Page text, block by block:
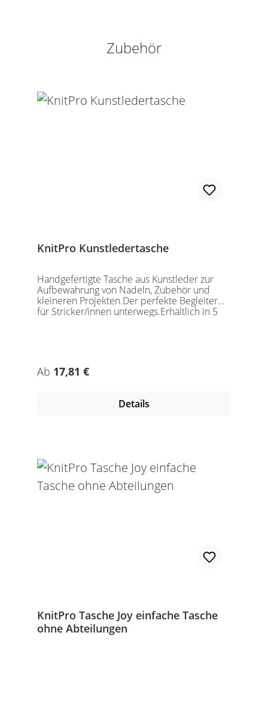
Produktgalerie überspringen
Zubehör
KnitPro Kunstledertasche
Handgefertigte Tasche aus Kunstleder zur
Aufbewahrung von Nadeln, Zubehör und
kleineren Projekten.Der perfekte Begleiter
für Stricker/innen unterwegs.Erhältlich in 5
Regulärer Preis:
Ab 17,81 €
Details
KnitPro Tasche Joy einfache Tasche
ohne Abteilungen